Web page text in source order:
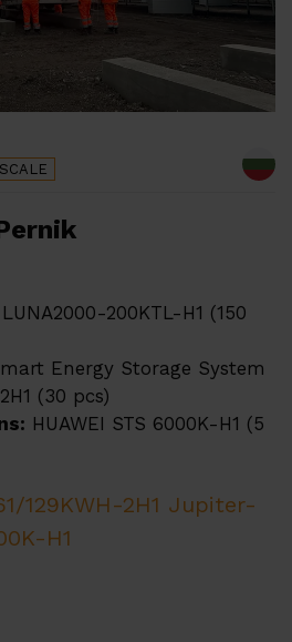
200KTL-H1 (150
Energy Storage System
(30 pcs)
HUAWEI STS 6000K-H1 (5
129KWH-2H1 Jupiter-
H1